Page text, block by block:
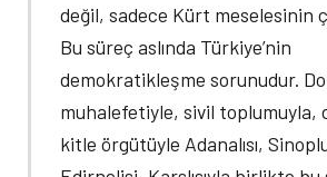
değil, sadece Kürt meselesinin
Bu süreç aslında Türkiye’nin
demokratikleşme sorunudur.
muhalefetiyle, sivil toplumuyla,
kitle örgütüyle Adanalısı,